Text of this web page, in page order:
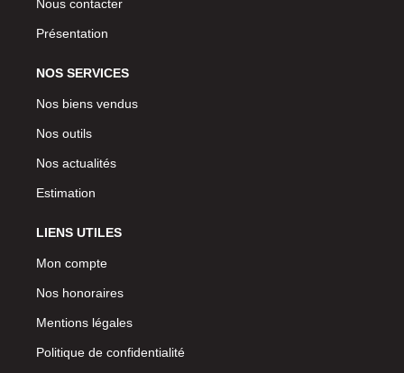
Nous contacter
Présentation
NOS SERVICES
Nos biens vendus
Nos outils
Nos actualités
Estimation
LIENS UTILES
Mon compte
Nos honoraires
Mentions légales
Politique de confidentialité